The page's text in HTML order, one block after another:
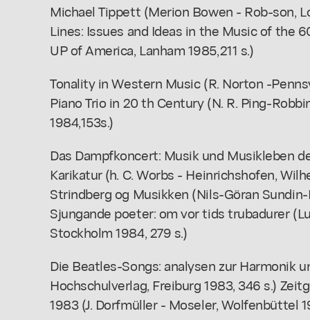
Michael Tippett (Merion Bowen - Rob-son,
Lines: Issues and Ideas in the Music of the
UP of America, Lanham 1985,211 s.)
Tonality in Western Music (R. Norton -
Piano Trio in 20 th Century (N. R. Ping-
1984,153s.)
Das Dampfkoncert: Musik und Musikleben
Karikatur (h. C. Worbs - Heinrichshofen,
Strindberg og Musikken (Nils-Göran
Sjungande poeter: om vor tids trubadurer
Stockholm 1984, 279 s.)
Die Beatles-Songs: analysen zur Harmonik
Hochschulverlag, Freiburg 1983, 346 s.)
1983 (J. Dorfmüller - Moseler, Wolfenbüttel